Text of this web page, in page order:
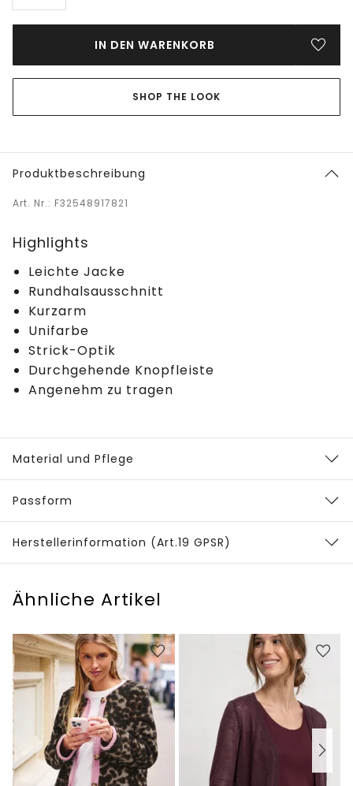
IN DEN WARENKORB
SHOP THE LOOK
Produktbeschreibung
Art. Nr.: F32548917821
Highlights
Leichte Jacke
Rundhalsausschnitt
Kurzarm
Unifarbe
Strick-Optik
Durchgehende Knopfleiste
Angenehm zu tragen
Material und Pflege
Passform
Herstellerinformation (Art.19 GPSR)
Ähnliche Artikel